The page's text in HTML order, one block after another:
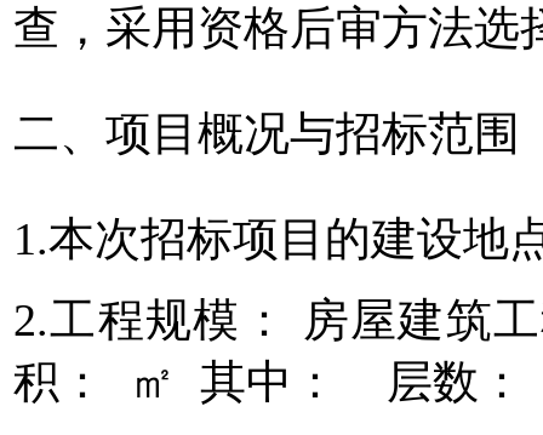
查，采用资格后审方法选
二、项目概况与招标范围
1.本次招标项目的建设地
2.工程规模： 房屋建
积： ㎡ 其中： 层数